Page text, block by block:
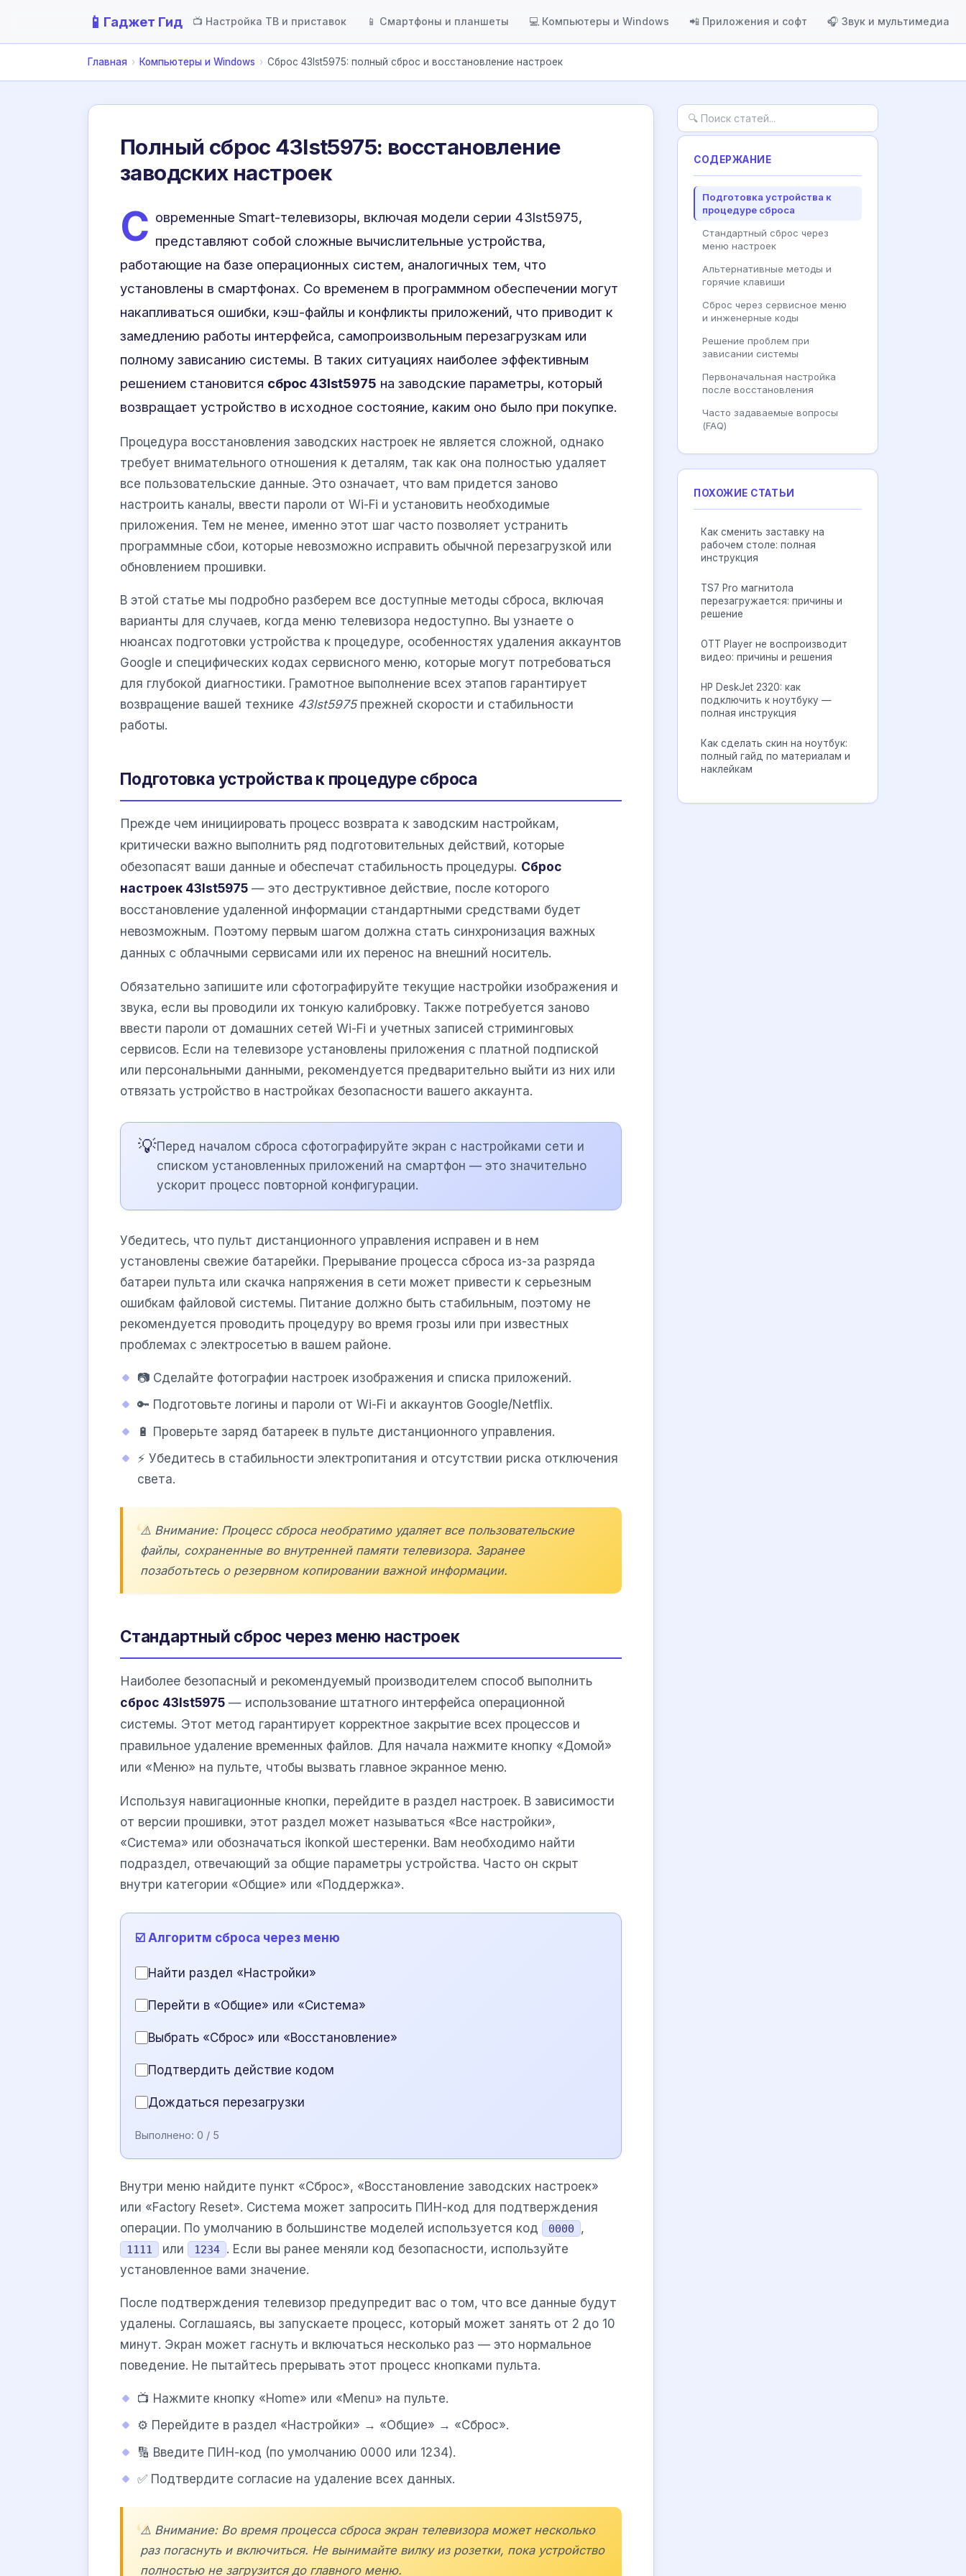
📱 Гаджет Гид 📺 Настройка ТВ и приставок 📱 Смартфоны и планшеты 💻 Компьютеры и Windows 📲 Приложения и софт 🎧 Звук и мультимедиа
Главная › Компьютеры и Windows › Сброс 43lst5975: полный сброс и восстановление настроек
Полный сброс 43lst5975: восстановление
заводских настроек
С овременные Smart-телевизоры, включая модели серии 43lst5975,
представляют собой сложные вычислительные устройства,
работающие на базе операционных систем, аналогичных тем, что
установлены в смартфонах. Со временем в программном обеспечении могут
накапливаться ошибки, кэш-файлы и конфликты приложений, что приводит к
замедлению работы интерфейса, самопроизвольным перезагрузкам или
полному зависанию системы. В таких ситуациях наиболее эффективным
решением становится сброс 43lst5975 на заводские параметры, который
возвращает устройство в исходное состояние, каким оно было при покупке.
Процедура восстановления заводских настроек не является сложной, однако
требует внимательного отношения к деталям, так как она полностью удаляет
все пользовательские данные. Это означает, что вам придется заново
настроить каналы, ввести пароли от Wi-Fi и установить необходимые
приложения. Тем не менее, именно этот шаг часто позволяет устранить
программные сбои, которые невозможно исправить обычной перезагрузкой или
обновлением прошивки.
В этой статье мы подробно разберем все доступные методы сброса, включая
варианты для случаев, когда меню телевизора недоступно. Вы узнаете о
нюансах подготовки устройства к процедуре, особенностях удаления аккаунтов
Google и специфических кодах сервисного меню, которые могут потребоваться
для глубокой диагностики. Грамотное выполнение всех этапов гарантирует
возвращение вашей технике 43lst5975прежней скорости и стабильности
работы.
Подготовка устройства к процедуре сброса
Прежде чем инициировать процесс возврата к заводским настройкам,
критически важно выполнить ряд подготовительных действий, которые
обезопасят ваши данные и обеспечат стабильность процедуры. Сброс
настроек 43lst5975 — это деструктивное действие, после которого
восстановление удаленной информации стандартными средствами будет
невозможным. Поэтому первым шагом должна стать синхронизация важных
данных с облачными сервисами или их перенос на внешний носитель.
Обязательно запишите или сфотографируйте текущие настройки изображения и
звука, если вы проводили их тонкую калибровку. Также потребуется заново
ввести пароли от домашних сетей Wi-Fi и учетных записей стриминговых
сервисов. Если на телевизоре установлены приложения с платной подпиской
или персональными данными, рекомендуется предварительно выйти из них или
отвязать устройство в настройках безопасности вашего аккаунта.
💡Перед началом сброса сфотографируйте экран с настройками сети и
списком установленных приложений на смартфон — это значительно
ускорит процесс повторной конфигурации.
Убедитесь, что пульт дистанционного управления исправен и в нем
установлены свежие батарейки. Прерывание процесса сброса из-за разряда
батареи пульта или скачка напряжения в сети может привести к серьезным
ошибкам файловой системы. Питание должно быть стабильным, поэтому не
рекомендуется проводить процедуру во время грозы или при известных
проблемах с электросетью в вашем районе.
📷 Сделайте фотографии настроек изображения и списка приложений.
🔑 Подготовьте логины и пароли от Wi-Fi и аккаунтов Google/Netflix.
🔋 Проверьте заряд батареек в пульте дистанционного управления.
⚡ Убедитесь в стабильности электропитания и отсутствии риска отключения
света.
⚠️ Внимание: Процесс сброса необратимо удаляет все пользовательские
файлы, сохраненные во внутренней памяти телевизора. Заранее
позаботьтесь о резервном копировании важной информации.
Стандартный сброс через меню настроек
Наиболее безопасный и рекомендуемый производителем способ выполнить
сброс 43lst5975 — использование штатного интерфейса операционной
системы. Этот метод гарантирует корректное закрытие всех процессов и
правильное удаление временных файлов. Для начала нажмите кнопку «Домой»
или «Меню» на пульте, чтобы вызвать главное экранное меню.
Используя навигационные кнопки, перейдите в раздел настроек. В зависимости
от версии прошивки, этот раздел может называться «Все настройки»,
«Система» или обозначаться ikonкой шестеренки. Вам необходимо найти
подраздел, отвечающий за общие параметры устройства. Часто он скрыт
внутри категории «Общие» или «Поддержка».
☑️ Алгоритм сброса через меню
Найти раздел «Настройки»
Перейти в «Общие» или «Система»
Выбрать «Сброс» или «Восстановление»
Подтвердить действие кодом
Дождаться перезагрузки
Выполнено: 0 / 5
Внутри меню найдите пункт «Сброс», «Восстановление заводских настроек»
или «Factory Reset». Система может запросить ПИН-код для подтверждения
операции. По умолчанию в большинстве моделей используется код
0000 ,
1111 или 1234 . Если вы ранее меняли код безопасности, используйте
установленное вами значение.
После подтверждения телевизор предупредит вас о том, что все данные будут
удалены. Соглашаясь, вы запускаете процесс, который может занять от 2 до 10
минут. Экран может гаснуть и включаться несколько раз — это нормальное
поведение. Не пытайтесь прерывать этот процесс кнопками пульта.
📺 Нажмите кнопку «Home» или «Menu» на пульте.
⚙️ Перейдите в раздел «Настройки» → «Общие» → «Сброс».
🔢 Введите ПИН-код (по умолчанию 0000 или 1234).
✅ Подтвердите согласие на удаление всех данных.
⚠️ Внимание: Во время процесса сброса экран телевизора может несколько
раз погаснуть и включиться. Не вынимайте вилку из розетки, пока устройство
полностью не загрузится до главного меню.
СОДЕРЖАНИЕ
Подготовка устройства к
процедуре сброса
Стандартный сброс через
меню настроек
Альтернативные методы и
горячие клавиши
Сброс через сервисное меню
и инженерные коды
Решение проблем при
зависании системы
Первоначальная настройка
после восстановления
Часто задаваемые вопросы
(FAQ)
ПОХОЖИЕ СТАТЬИ
Как сменить заставку на
рабочем столе: полная
инструкция
TS7 Pro магнитола
перезагружается: причины и
решение
OTT Player не воспроизводит
видео: причины и решения
HP DeskJet 2320: как
подключить к ноутбуку —
полная инструкция
Как сделать скин на ноутбук:
полный гайд по материалам и
наклейкам